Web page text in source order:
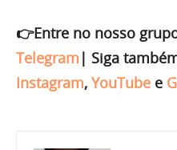
👉Entre no nosso
Telegram | Siga
Instagram, YouTube e